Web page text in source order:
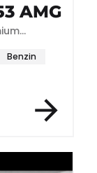
AMG
Benzin